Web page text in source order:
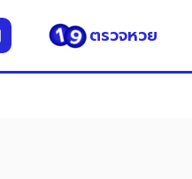
ตรวจหวย